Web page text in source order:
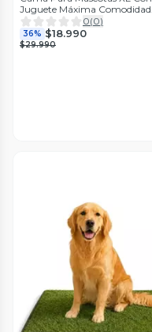
Juguete Máxima Comodidad
Gris
0(0)
36% $18.990
$29.990